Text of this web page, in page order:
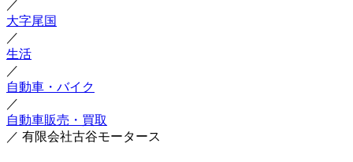
／
大字尾国
／
生活
／
自動車・バイク
／
自動車販売・買取
／ 有限会社古谷モータース